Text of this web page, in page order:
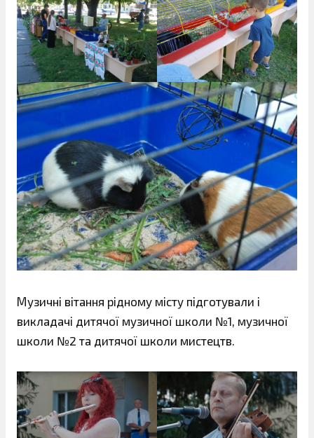
Музичні вітання рідному місту підготували і
викладачі дитячої музичної школи №1, музичної
школи №2 та дитячої школи мистецтв.